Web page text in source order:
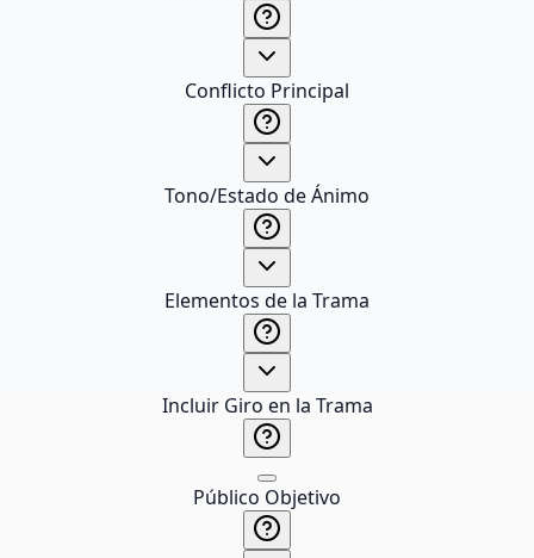
Conflicto Principal
Tono/Estado de Ánimo
Elementos de la Trama
Incluir Giro en la Trama
Público Objetivo